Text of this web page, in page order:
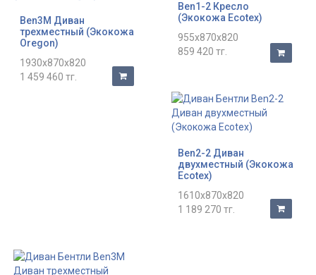
Ben3M Диван
трехместный (Экокожа
Oregon)
1930x870x820
1 459 460 тг.
Ben1-2 Кресло
(Экокожа Ecotex)
955x870x820
859 420 тг.
Ben2-2 Диван
двухместный (Экокожа
Ecotex)
1610x870x820
1 189 270 тг.